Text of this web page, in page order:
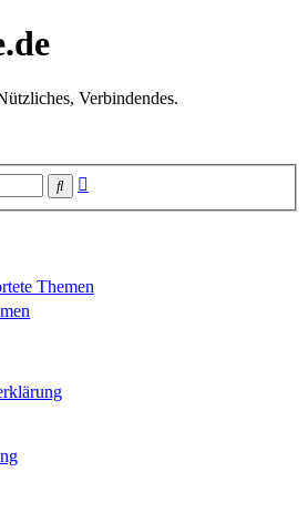
Verbindendes.
Suche
Themen